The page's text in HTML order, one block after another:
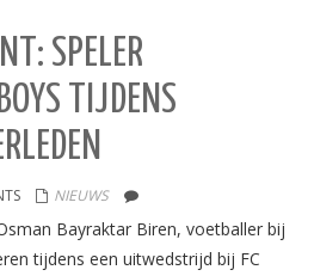
SPELER
TIJDENS
NIEUWS
Bayraktar Biren, voetballer bij
tijdens een uitwedstrijd bij FC